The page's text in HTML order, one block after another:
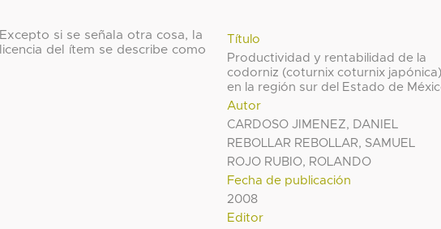
Título
Productividad y rentabilidad de la
codorniz (coturnix coturnix japónica)
en la región sur del Estado de
Autor
CARDOSO JIMENEZ, DANIEL
REBOLLAR REBOLLAR, SAMUEL
ROJO RUBIO, ROLANDO
Fecha de publicación
2008
Editor
Excepto si se señala otra cosa, la
licencia del ítem se describe como